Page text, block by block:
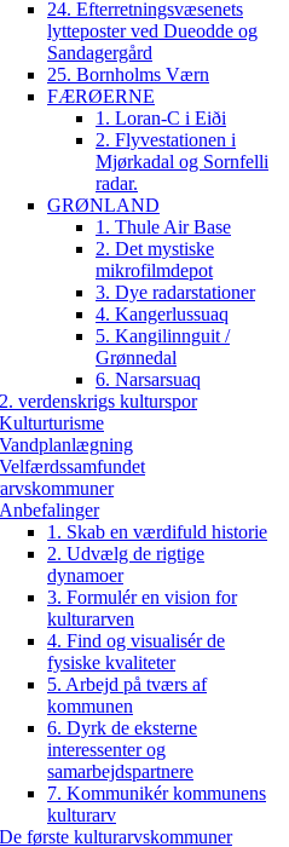
24. Efterretningsvæsenets
lytteposter ved Dueodde og
Sandagergård
25. Bornholms Værn
FÆRØERNE
1. Loran-C i Eiði
2. Flyvestationen i
Mjørkadal og Sornfelli
radar.
GRØNLAND
1. Thule Air Base
2. Det mystiske
mikrofilmdepot
3. Dye radarstationer
4. Kangerlussuaq
5. Kangilinnguit /
Grønnedal
6. Narsarsuaq
2. verdenskrigs kulturspor
Kulturturisme
Vandplanlægning
Velfærdssamfundet
Anbefalinger
1. Skab en værdifuld historie
2. Udvælg de rigtige
dynamoer
3. Formulér en vision for
kulturarven
4. Find og visualisér de
fysiske kvaliteter
5. Arbejd på tværs af
kommunen
6. Dyrk de eksterne
interessenter og
samarbejdspartnere
7. Kommunikér kommunens
kulturarv
De første kulturarvskommuner